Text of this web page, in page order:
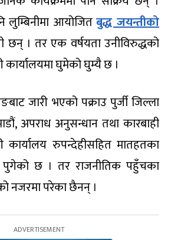
लुम्बिनीमा आयोजितबुद्ध जयन्तीको
छन् । तर एक वर्षयता उनीविरुद्धको
कार्यालयमा घुमेको घुम्यै छ ।
जारी भएको पक्राउ पुर्जी जिल्ला
अपराध अनुसन्धान तथा कारबाही
कार्यालय रुपन्देहीसहित मातहतका
पुगेको छ । तर राजनीतिक पहुँचका
नजरमा परेका छैनन् ।